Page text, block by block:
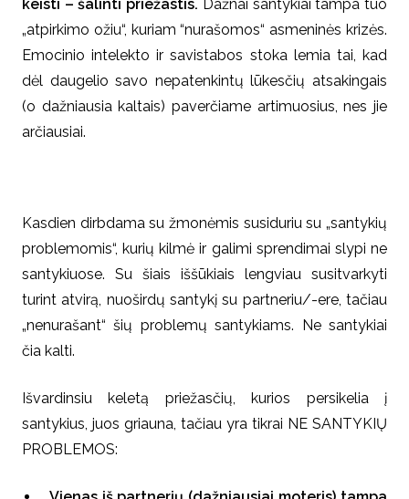
keisti – šalinti priežastis. Dažnai santykiai tampa tuo
„atpirkimo ožiu“, kuriam “nurašomos“ asmeninės krizės.
Emocinio intelekto ir savistabos stoka lemia tai, kad
dėl daugelio savo nepatenkintų lūkesčių atsakingais
(o dažniausia kaltais) paverčiame artimuosius, nes jie
arčiausiai.
Kasdien dirbdama su žmonėmis susiduriu su „santykių
problemomis“, kurių kilmė ir galimi sprendimai slypi ne
santykiuose. Su šiais iššūkiais lengviau susitvarkyti
turint atvirą, nuoširdų santykį su partneriu/-ere, tačiau
„nenurašant“ šių problemų santykiams. Ne santykiai
čia kalti.
Išvardinsiu keletą priežasčių, kurios persikelia į
santykius, juos griauna, tačiau yra tikrai NE SANTYKIŲ
PROBLEMOS: